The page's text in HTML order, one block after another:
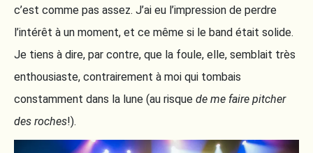
c’est comme pas assez. J’ai eu l’impression de perdre
l’intérêt à un moment, et ce même si le band était solide.
Je tiens à dire, par contre, que la foule, elle, semblait très
enthousiaste, contrairement à moi qui tombais
constamment dans la lune (au risque de me faire pitcher
des roches!).